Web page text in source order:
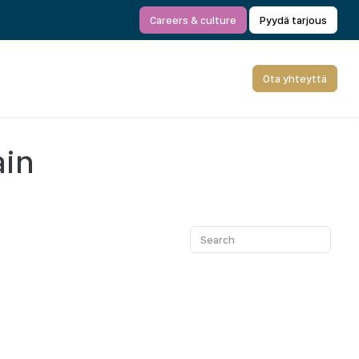
Careers & culture Pyydä tarjous
Ota yhteyttä